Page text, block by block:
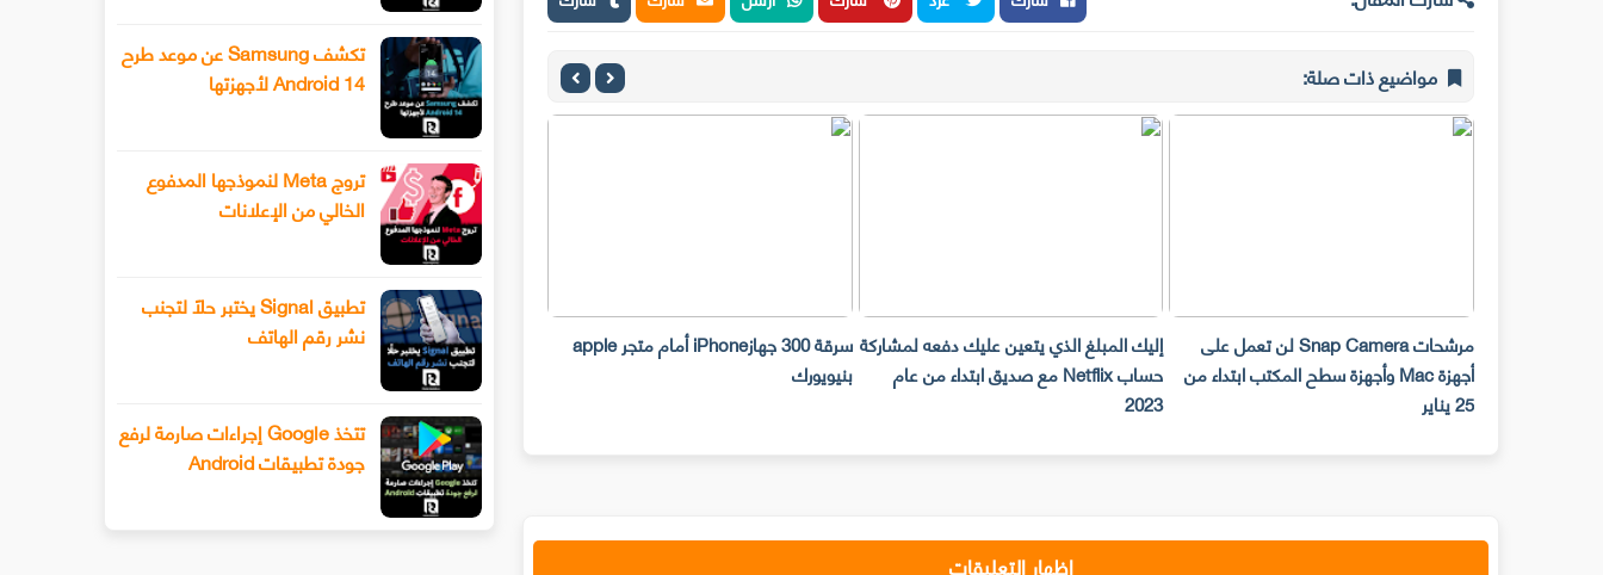
مواضيع ذات صلة:
مرشحات Snap Camera لن تعمل على
أجهزة Mac وأجهزة سطح المكتب ابتداء من
25 يناير
إليك المبلغ الذي يتعين عليك دفعه لمشاركة
حساب Netflix مع صديق ابتداء من عام
2023
سرقة 300 جهازiPhone أمام متجر apple
بنيويورك
سيحصل هاتف Xiaomi 13 أخيرًا على عدسة
تليفوتوغرافي
تكشف Samsung عن موعد طرح
Android 14 لأجهزتها
تروج Meta لنموذجها المدفوع
الخالي من الإعلانات
تطبيق Signal يختبر حلًا لتجنب
نشر رقم الهاتف
تتخذ Google إجراءات صارمة لرفع
جودة تطبيقات Android